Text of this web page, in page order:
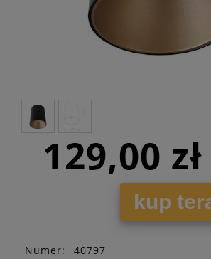
129,00 zł
kup
Numer:
40797